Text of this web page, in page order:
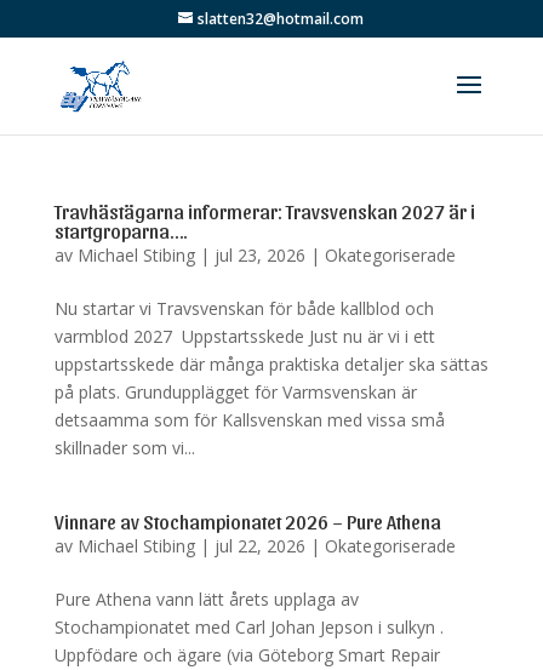
slatten32@hotmail.com
Travhästägarna informerar: Travsvenskan 2027 är i
startgroparna….
av Michael Stibing| jul 23, 2026 | Okategoriserade
Nu startar vi Travsvenskan för både kallblod och
varmblod 2027 Uppstartsskede Just nu är vi i ett
uppstartsskede där många praktiska detaljer ska sättas
på plats. Grundupplägget för Varmsvenskan är
detsaamma som för Kallsvenskan med vissa små
skillnader som vi...
Vinnare av Stochampionatet 2026 – Pure Athena
av Michael Stibing| jul 22, 2026 | Okategoriserade
Pure Athena vann lätt årets upplaga av
Stochampionatet med Carl Johan Jepson i sulkyn .
Uppfödare och ägare (via Göteborg Smart Repair